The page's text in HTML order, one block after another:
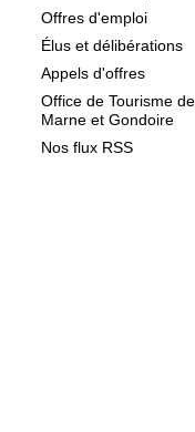
Offres d'emploi
Élus et délibérations
Appels d'offres
Office de Tourisme de
Marne et Gondoire
Nos flux RSS